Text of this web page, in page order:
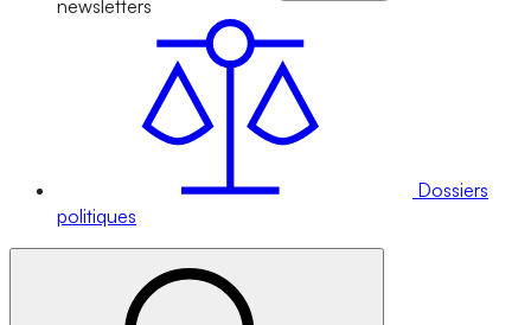
newsletters
Dossiers
politiques